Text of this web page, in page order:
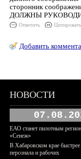
сторонник
ДОЛЖНЫ
Ответить Цитировать
Добавить
НОВОСТИ
ЕАО станет пилотным
«Сенеж»
В Хабаровском крае быстрее
персонала и рабочих